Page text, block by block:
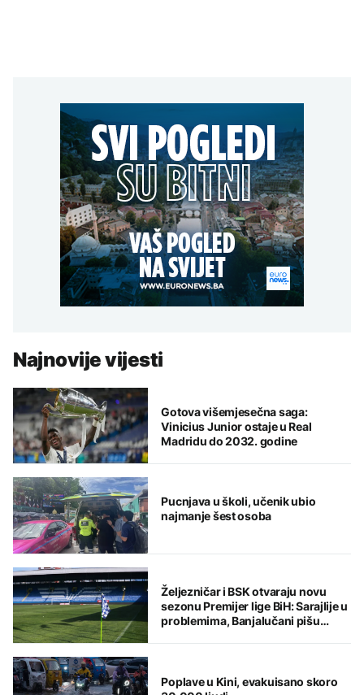
Najnovije vijesti
Gotova višemjesečna saga:
Vinicius Junior ostaje u Real
Madridu do 2032. godine
Pucnjava u školi, učenik ubio
najmanje šest osoba
Željezničar i BSK otvaraju novu
sezonu Premijer lige BiH: Sarajlije u
problemima, Banjalučani pišu
Poplave u Kini, evakuisano skoro